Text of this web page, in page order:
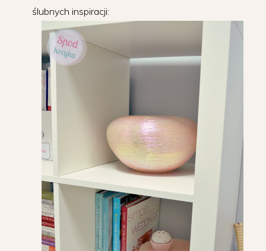
ślubnych inspiracji: